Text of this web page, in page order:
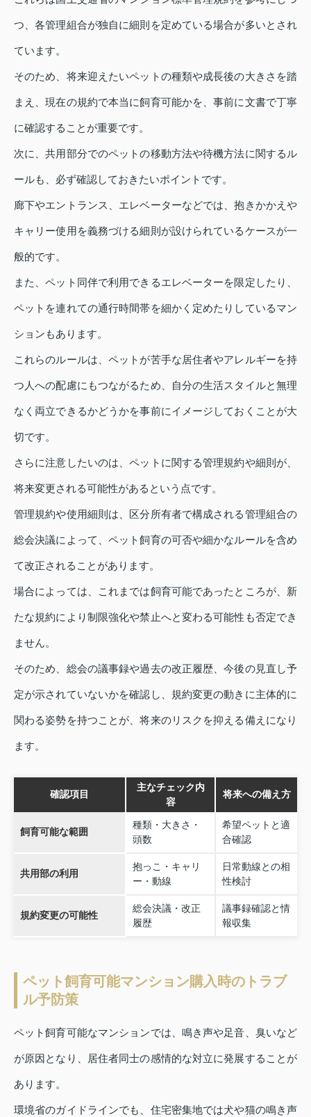
つ、各管理組合が独自に細則を定めている場合が多いとされ
ています。
そのため、将来迎えたいペットの種類や成長後の大きさを踏
まえ、現在の規約で本当に飼育可能かを、事前に文書で丁寧
に確認することが重要です。
次に、共用部分でのペットの移動方法や待機方法に関するル
ールも、必ず確認しておきたいポイントです。
廊下やエントランス、エレベーターなどでは、抱きかかえや
キャリー使用を義務づける細則が設けられているケースが一
般的です。
また、ペット同伴で利用できるエレベーターを限定したり、
ペットを連れての通行時間帯を細かく定めたりしているマン
ションもあります。
これらのルールは、ペットが苦手な居住者やアレルギーを持
つ人への配慮にもつながるため、自分の生活スタイルと無理
なく両立できるかどうかを事前にイメージしておくことが大
切です。
さらに注意したいのは、ペットに関する管理規約や細則が、
将来変更される可能性があるという点です。
管理規約や使用細則は、区分所有者で構成される管理組合の
総会決議によって、ペット飼育の可否や細かなルールを含め
て改正されることがあります。
場合によっては、これまでは飼育可能であったところが、新
たな規約により制限強化や禁止へと変わる可能性も否定でき
ません。
そのため、総会の議事録や過去の改正履歴、今後の見直し予
定が示されていないかを確認し、規約変更の動きに主体的に
関わる姿勢を持つことが、将来のリスクを抑える備えになり
ます。
確認項目
主なチェック内
容
将来への備え方
飼育可能な範囲
種類・大きさ・
頭数
希望ペットと適
合確認
共用部の利用
抱っこ・キャリ
ー・動線
日常動線との相
性検討
規約変更の可能性
総会決議・改正
履歴
議事録確認と情
報収集
ペット飼育可能マンション購入時のトラブ
ル予防策
ペット飼育可能なマンションでは、鳴き声や足音、臭いなど
が原因となり、居住者同士の感情的な対立に発展することが
あります。
環境省のガイドラインでも、住宅密集地では犬や猫の鳴き声